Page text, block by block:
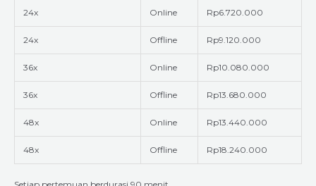
24x Online Rp6.720.000
24x Offline Rp9.120.000
36x Online Rp10.080.000
36x Offline Rp13.680.000
48x Online Rp13.440.000
48x Offline Rp18.240.000